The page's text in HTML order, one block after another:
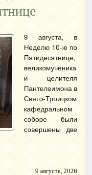
9 августа, в
Неделю 10-ю по
Пятидесятнице,
великомученика
и целителя
Пантелеимона в
Свято-Троицком
кафедральном
соборе были
совершены две
9 августа, 2026